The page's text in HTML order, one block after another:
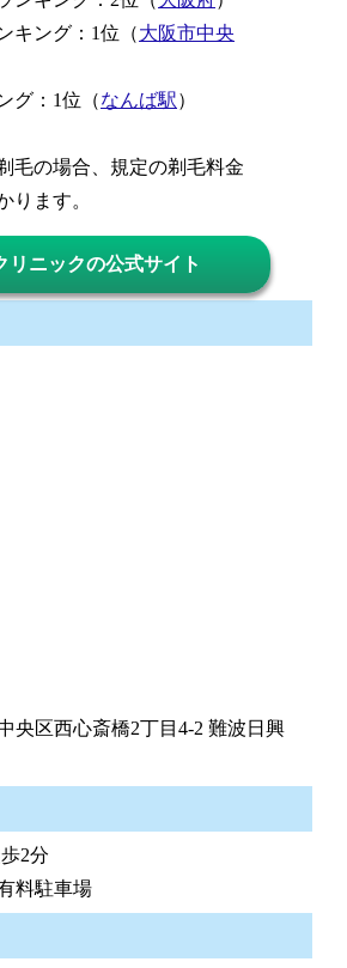
キング：1位（大阪市中央
グ：1位（なんば駅）
毛の場合、規定の剃毛料金
ります。
リニックの公式サイト
央区西心斎橋2丁目4-2 難波日興
2分
料駐車場